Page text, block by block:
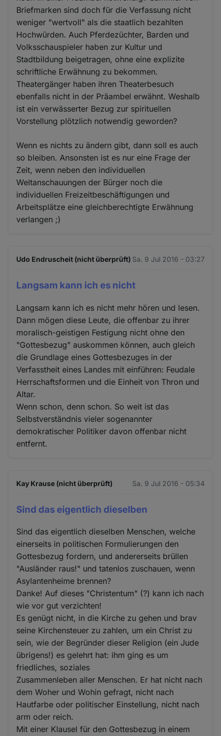
Briefmarken sind doch für die Verfassung nicht
weniger "wertvoll" als die staatlich bezahlten
Hochwürden. Auch Pferdezüchter, Barden und
Volksschauspieler haben zur Kultur und
Stadtbildung beigetragen, ohne eine explizite
schriftliche Erwähnung zu bekommen.
Theatergänger haben ihren Theaterbesuch
ebenfalls nicht in der Präambel erwähnt. Weshalb
ist ein verwässerter Bezug zur spirituellen
Vorstellung plötzlich notwendig geworden?
Wenn es nichts zu ändern gibt, dann soll es auch
so bleiben. Ansonsten ist es nur eine Frage der
Zeit, wenn neben den individuellen
Weltanschauungen der Bürger noch die
individuellen Freizeitbeschäftigungen und
Arbeitsplätze eine gleichberechtigte Erwähnung
verlangen ;)
Udo Endruscheit (nicht überprüft) Sa. 9 Jul 2016 - 03:27
Langsam kann ich es nicht
Langsam kann ich es nicht mehr hören und lesen.
Dann mögen diese Leute, die offenbar zu ihrer
moralisch-geistigen Festigung nicht ohne den
"Gottesbezug" auskommen können, auch gleich
die Grundlage eines Gottesbezuges in der
Verfasstheit eines Landes mit einführen: Feudale
Herrschaftsformen und die Einheit von Thron und
Altar.
Wenn schon, denn schon. So weit ist das
Selbstverständnis vieler sogenannter
demokratischer Politiker davon offenbar nicht
entfernt.
Kay Krause (nicht überprüft) Sa. 9 Jul 2016 - 05:34
Sind das eigentlich dieselben
Sind das eigentlich dieselben Menschen, welche
einerseits in politischen Formulierungen den
Gottesbezug fordern, und andererseits brüllen
"Ausländer raus!" und tatenlos zuschauen, wenn
Asylantenheime brennen?
Danke! Auf dieses "Christentum" (?) kann ich nach
wie vor gut verzichten!
Es genügt nicht, in die Kirche zu gehen und brav
seine Kirchensteuer zu zahlen, um ein Christ zu
sein, wie der Begründer dieser Religion (ein Jude
übrigens!) es gelehrt hat: ihm ging es um
friedliches, soziales
Zusammenleben aller Menschen. Er hat nicht nach
dem Woher und Wohin gefragt, nicht nach
Hautfarbe oder politischer Einstellung, nicht nach
arm oder reich.
Mit einer Klausel für den Gottesbezug in einem